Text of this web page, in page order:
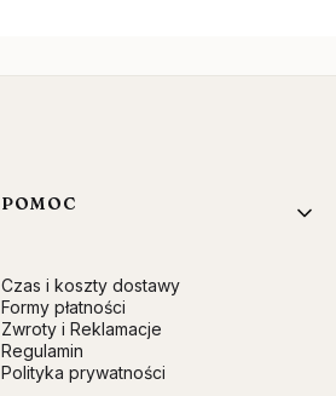
Linki w stopce
POMOC
Czas i koszty dostawy
Formy płatności
Zwroty i Reklamacje
Regulamin
Polityka prywatności